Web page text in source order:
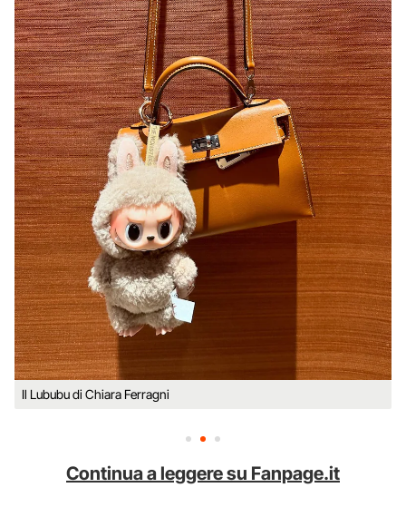
Il Lububu di Chiara Ferragni
Continua a leggere su Fanpage.it